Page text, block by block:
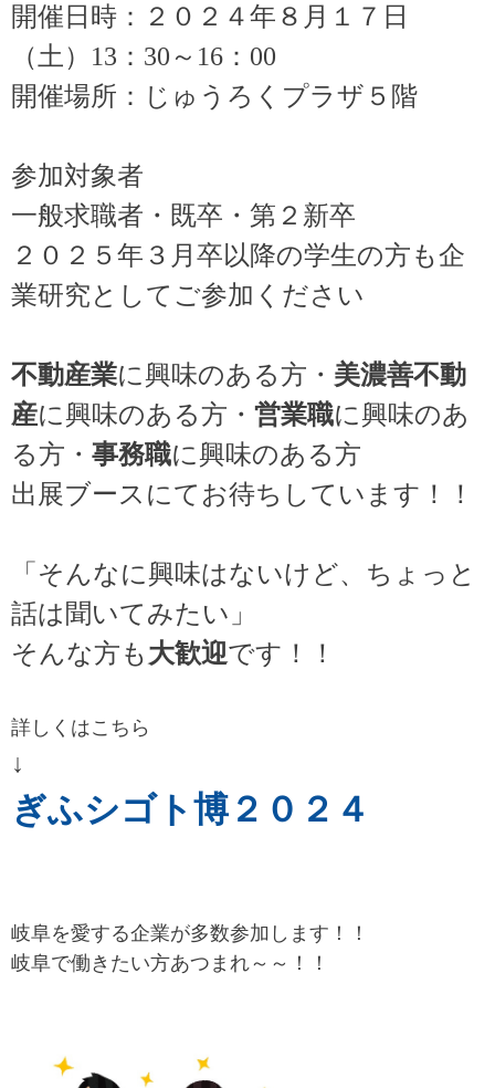
開催日時：２０２４年８月１７日
（土）13：30～16：00
開催場所：じゅうろくプラザ５階
参加対象者
一般求職者・既卒・第２新卒
２０２５年３月卒以降の学生の方も企
業研究としてご参加ください
不動産業に興味のある方・ 美濃善不動
産に興味のある方・ 営業職に興味のあ
る方・ 事務職に興味のある方
出展ブースにてお待ちしています！！
「そんなに興味はないけど、ちょっと
話は聞いてみたい」
そんな方も大歓迎です！！
詳しくはこちら
↓
ぎふシゴト博２０２４
岐阜を愛する企業が多数参加します！！
岐阜で働きたい方あつまれ～～！！